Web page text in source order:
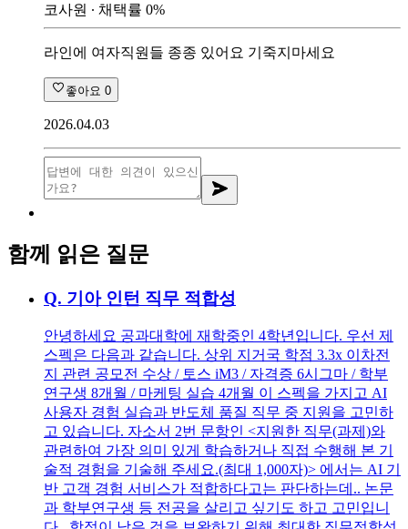
코사원 ∙ 채택률 0%
라인에 여자직원들 종종 있어요 기죽지마세요
좋아요 0
2026.04.03
함께 읽은 질문
Q. 기아 인턴 직무 적합성
안녕하세요 공과대학에 재학중인 4학년입니다. 우선 제
스펙은 다음과 같습니다. 상위 지거국 학점 3.3x 이차전
지 관련 공모전 수상 / 토스 iM3 / 자격증 6시그마 / 학부
연구생 8개월 / 마케팅 실습 4개월 이 스펙을 가지고 AI
사용자 경험 실습과 반도체 품질 직무 중 지원을 고민하
고 있습니다. 자소서 2번 문항인 <지원한 직무(과제)와
관련하여 가장 의미 있게 학습하거나 직접 수행해 본 기
술적 경험을 기술해 주세요.(최대 1,000자)> 에서는 AI 기
반 고객 경험 서비스가 적합하다고는 판단하는데.. 논문
과 학부연구생 등 전공을 살리고 싶기도 하고 고민입니